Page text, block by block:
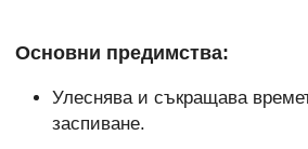
Основни предимства:
Улеснява и съкращава
заспиване.